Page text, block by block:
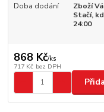
Doba dodání
Zboží
Stačí,
24:00
868 Kč/ks
717 Kč bez DPH